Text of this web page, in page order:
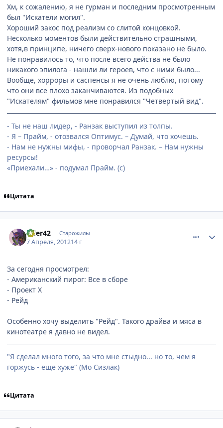
Хм, к сожалению, я не гурман и последним просмотренным
был "Искатели могил".
Хороший закос под реализм со слитой концовкой.
Несколько моментов были действительно страшными,
хотя,в принципе, ничего сверх-нового показано не было.
Не понравилось то, что после всего действа не было
никакого эпилога - нашли ли героев, что с ними было...
Вообще, хорроры и саспенсы я не очень люблю, потому
что они все плохо заканчиваются. Из подобных
"Искателям" фильмов мне понравился "Четвертый вид".
- Ты не наш лидер, - Ранзак выступил из толпы.
- Я – Прайм, - отозвался Оптимус. – Думай, что хочешь.
- Нам не нужны мифы, - проворчал Ранзак. – Нам нужны
ресурсы!
«Приехали…» - подумал Прайм. (с)
Цитата
rider42 Старожилы
7 Апреля, 201214 г
За сегодня просмотрел:
- Американский пирог: Все в сборе
- Проект X
- Рейд
Особенно хочу выделить "Рейд". Такого драйва и мяса в
кинотеатре я давно не видел.
"Я сделал много того, за что мне стыдно... но то, чем я
горжусь - еще хуже" (Мо Сизлак)
Цитата